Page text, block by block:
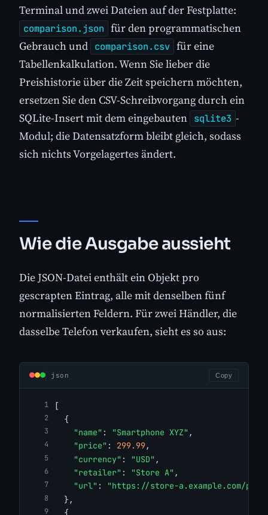
Terminal und zwei Dateien auf der Festplatte:
comparison.json für den programmatischen
Gebrauch und comparison.csv für eine
Tabellenkalkulation. Wenn Sie lieber die
Preishistorie über die Zeit speichern möchten,
ersetzen Sie den CSV-Schreibvorgang durch ein
SQLite-Insert mit dem eingebauten sqlite3 -
Modul; die Datensatzform bleibt gleich, sodass
sich nichts Vorgelagertes ändert.
Wie die Ausgabe aussieht
Die JSON-Datei enthält ein Objekt pro
gescrapten Eintrag, alle mit denselben fünf
normalisierten Feldern. Für zwei Händler, die
dasselbe Telefon verkaufen, sieht es so aus:
json Copy
[
  {
"name" : "Smartphone XYZ" ,
"price" : 299.99,
"currency" : "USD" ,
"retailer" : "Store A" ,
"url" :
"https://store-a.example.com/
  },
  {